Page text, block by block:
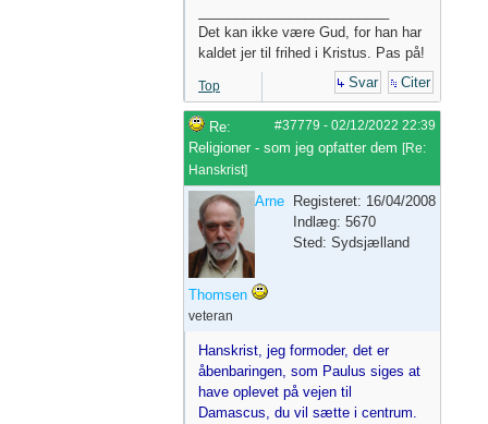
Det kan ikke være Gud, for han har
kaldet jer til frihed i Kristus. Pas på!
Top Svar Citer
#37779 - 02/12/2022 22:39
Re:
Religioner - som jeg opfatter dem [Re:
Hanskrist]
Arne
Thomsen
veteran
Registeret: 16/04/2008
Indlæg: 5670
Sted: Sydsjælland
Hanskrist, jeg formoder, det er
åbenbaringen, som Paulus siges at
have oplevet på vejen til
Damascus, du vil sætte i centrum.